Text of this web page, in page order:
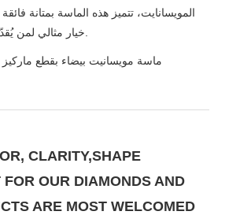
المويسانايت، تتميز هذه الماسة بمتانة
CLARITY,SHAPE
FOR OUR DIAMONDS AND
ARE MOST WELCOMED